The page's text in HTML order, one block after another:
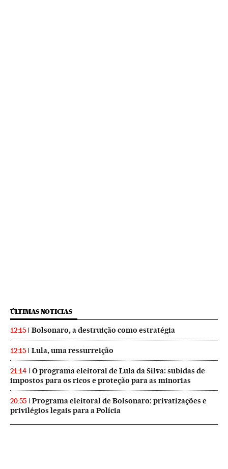
ÚLTIMAS NOTICIAS
12:15 Bolsonaro, a destruição como estratégia
12:15 Lula, uma ressurreição
21:14
O programa eleitoral de Lula da Silva: subidas de
impostos para os ricos e proteção para as minorias
20:55
Programa eleitoral de Bolsonaro: privatizações e
privilégios legais para a Polícia